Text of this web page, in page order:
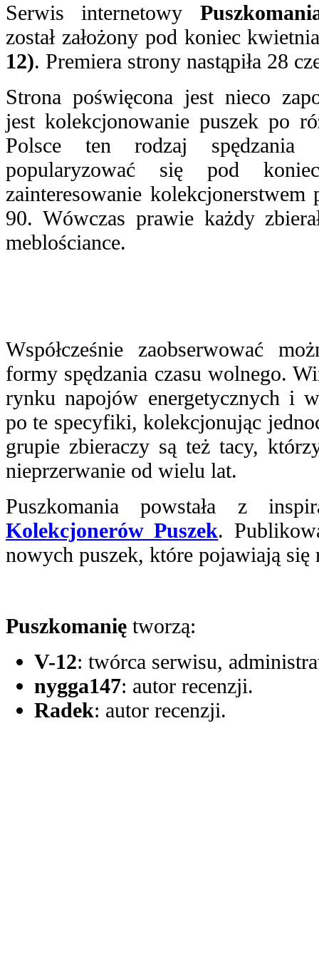
Serwis internetowy
został założony pod koniec
12). Premiera strony nastąpiła 28
Strona poświęcona jest nieco
jest kolekcjonowanie puszek po
Polsce ten rodzaj spędzania
popularyzować się pod
zainteresowanie kolekcjonerstwem
90. Wówczas prawie każdy
meblościance.
Współcześnie zaobserwować
formy spędzania czasu wolnego.
rynku napojów energetycznych i
po te specyfiki, kolekcjonując
grupie zbieraczy są też tacy,
nieprzerwanie od wielu lat.
Puszkomania powstała z
Kolekcjonerów Puszek.
nowych puszek, które pojawiają
Puszkomanię tworzą:
V-12: twórca serwisu,
nygga147: autor recenzji.
Radek: autor recenzji.